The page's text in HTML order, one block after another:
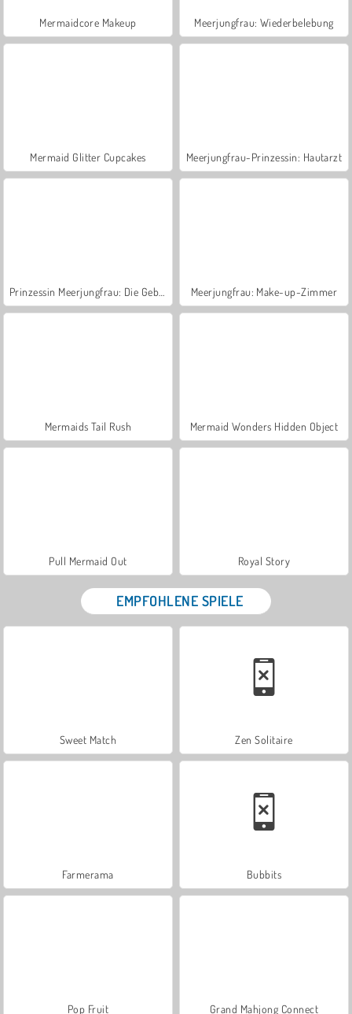
Mermaidcore Makeup Meerjungfrau: Wiederbelebung
Mermaid Glitter Cupcakes Meerjungfrau-Prinzessin: Hautarzt
Meerjungfrau: Make-up-Zimmer
Mermaids Tail Rush Mermaid Wonders Hidden Object
Pull Mermaid Out Royal Story
EMPFOHLENE SPIELE
Sweet Match Zen Solitaire
Farmerama Bubbits
Pop Fruit Grand Mahjong Connect